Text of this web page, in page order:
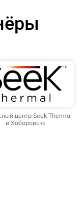
центр Seek Thermal
в Хабаровске